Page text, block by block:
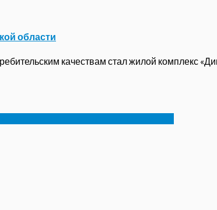
области
качествам стал жилой комплекс